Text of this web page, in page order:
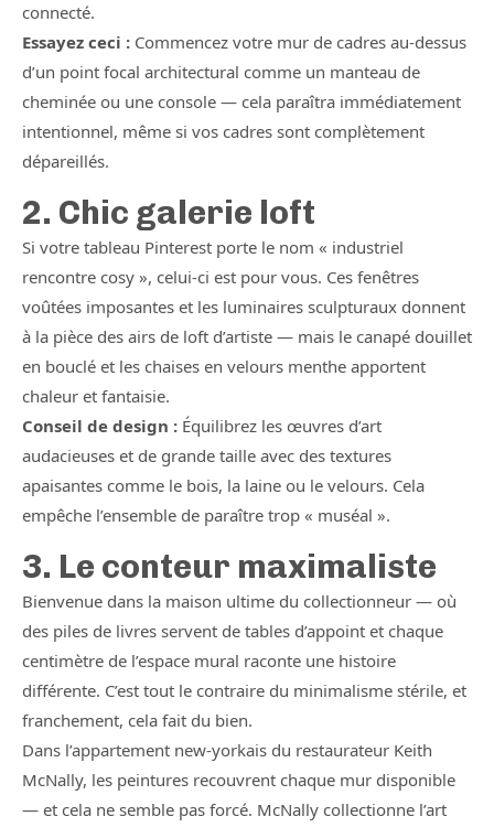
connecté.
Essayez ceci : Commencez votre mur de cadres au-dessus
d’un point focal architectural comme un manteau de
cheminée ou une console — cela paraîtra immédiatement
intentionnel, même si vos cadres sont complètement
dépareillés.
2. Chic galerie loft
Si votre tableau Pinterest porte le nom « industriel
rencontre cosy », celui-ci est pour vous. Ces fenêtres
voûtées imposantes et les luminaires sculpturaux donnent
à la pièce des airs de loft d’artiste — mais le canapé douillet
en bouclé et les chaises en velours menthe apportent
chaleur et fantaisie.
Conseil de design : Équilibrez les œuvres d’art
audacieuses et de grande taille avec des textures
apaisantes comme le bois, la laine ou le velours. Cela
empêche l’ensemble de paraître trop « muséal ».
3. Le conteur maximaliste
Bienvenue dans la maison ultime du collectionneur — où
des piles de livres servent de tables d’appoint et chaque
centimètre de l’espace mural raconte une histoire
différente. C’est tout le contraire du minimalisme stérile, et
franchement, cela fait du bien.
Dans l’appartement new-yorkais du restaurateur Keith
McNally, les peintures recouvrent chaque mur disponible
— et cela ne semble pas forcé. McNally collectionne l’art